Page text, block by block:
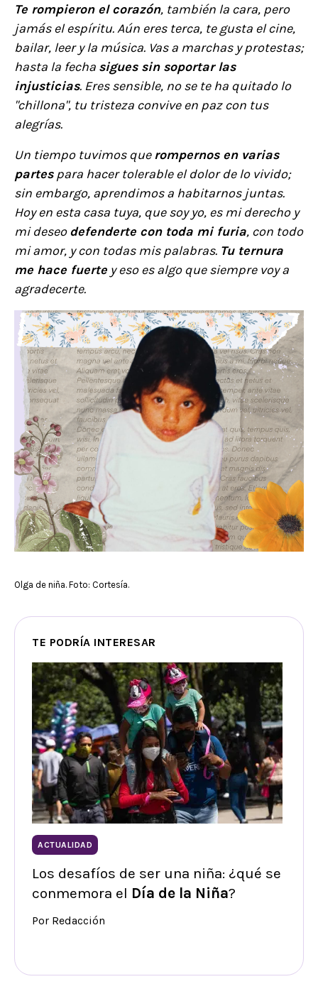
Te rompieron el corazón, también la cara, pero
jamás el espíritu. Aún eres terca, te gusta el cine,
bailar, leer y la música. Vas a marchas y protestas;
hasta la fecha sigues sin soportar las
injusticias. Eres sensible, no se te ha quitado lo
"chillona", tu tristeza convive en paz con tus
alegrías.
Un tiempo tuvimos querompernos en varias
partespara hacer tolerable el dolor de lo vivido;
sin embargo, aprendimos a habitarnos juntas.
Hoy en esta casa tuya, que soy yo, es mi derecho y
mi deseodefenderte con toda mi furia, con todo
mi amor, y con todas mis palabras. Tu ternura
me hace fuerte y eso es algo que siempre voy a
agradecerte.
Olga de niña. Foto: Cortesía.
TE PODRÍA INTERESAR
ACTUALIDAD
Los desafíos de ser una niña: ¿qué se
conmemora el Día de la Niña?
Por Redacción